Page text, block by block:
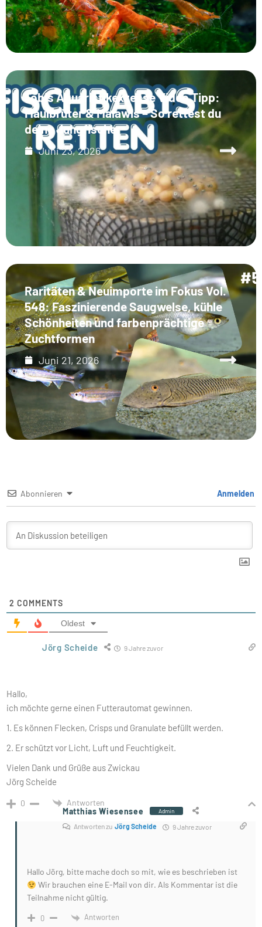
Tobis Aquaristikexzesse Video Tipp:
Maulbrüter & Malawis – So rettest du
deine Jungfische
Juni 23, 2026
Raritäten & Neuimporte im Fokus Vol.
548: Faszinierende Saugwelse, kühle
Schönheiten und farbenprächtige
Zuchtformen
Juni 21, 2026
Abonnieren Anmelden
2 COMMENTS
Oldest
Jörg Scheide 9 Jahre zuvor
Hallo,
ich möchte gerne einen Futterautomat gewinnen.
1. Es können Flecken, Crisps und Granulate befüllt werden.
2. Er schützt vor Licht, Luft und Feuchtigkeit.
Vielen Dank und Grüße aus Zwickau
Jörg Scheide
0
Antworten
Matthias Wiesensee
Admin
Antworten zu Jörg Scheide 9 Jahre zuvor
Hallo Jörg, bitte mache doch so mit, wie es beschrieben ist
Wir brauchen eine E-Mail von dir. Als Kommentar ist die
Teilnahme nicht gültig.
0 Antworten